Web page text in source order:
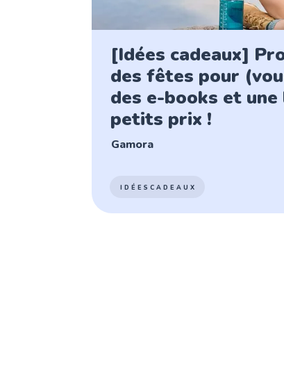
[Idées cadeaux]
des fêtes pour
des e-books et une
petits prix !
Gamora
IDÉESCADEAUX